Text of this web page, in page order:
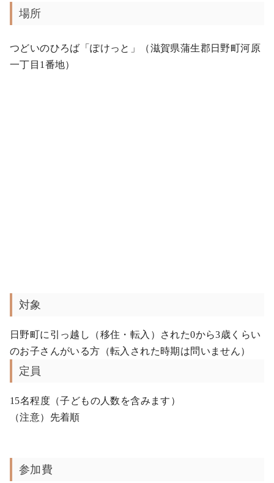
場所
つどいのひろば「ぽけっと」（滋賀県蒲生郡日野町河原
一丁目1番地）
対象
日野町に引っ越し（移住・転入）された0から3歳くらい
のお子さんがいる方（転入された時期は問いません）
定員
15名程度（子どもの人数を含みます）
（注意）先着順
参加費